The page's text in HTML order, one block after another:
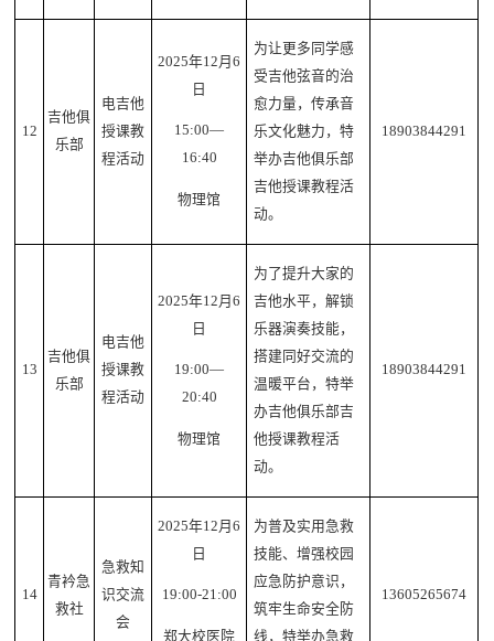
12
吉他俱
乐部
电吉他
授课教
程活动
2025年12月6
日
15:00—
16:40
物理馆
为让更多同学感
受吉他弦音的治
愈力量，传承音
乐文化魅力，特
举办吉他俱乐部
吉他授课教程活
动。
18903844291
13
吉他俱
乐部
电吉他
授课教
程活动
2025年12月6
日
19:00—
20:40
物理馆
为了提升大家的
吉他水平，解锁
乐器演奏技能，
搭建同好交流的
温暖平台，特举
办吉他俱乐部吉
他授课教程活
动。
18903844291
14
青衿急
救社
急救知
识交流
会
2025年12月6
日
19:00-21:00
郑大校医院
为普及实用急救
技能、增强校园
应急防护意识，
筑牢生命安全防
线，特举办急救
13605265674